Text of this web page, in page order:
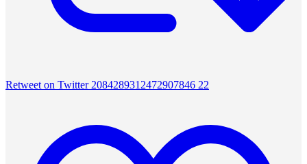
Retweet on Twitter 2084289312472907846 22